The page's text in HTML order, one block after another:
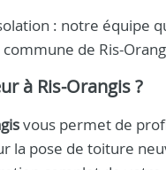
: notre équipe
de Ris-
à Ris-Orangis?
vous permet de
la pose de toiture